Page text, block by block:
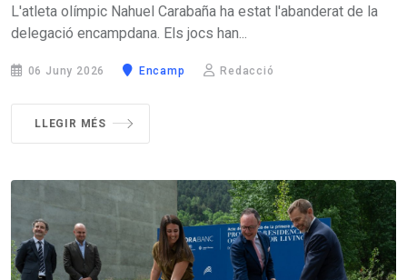
L'atleta olímpic Nahuel Carabaña ha estat l'abanderat de la
delegació encampdana. Els jocs han...
06 Juny 2026 Encamp Redacció
LLEGIR MÉS